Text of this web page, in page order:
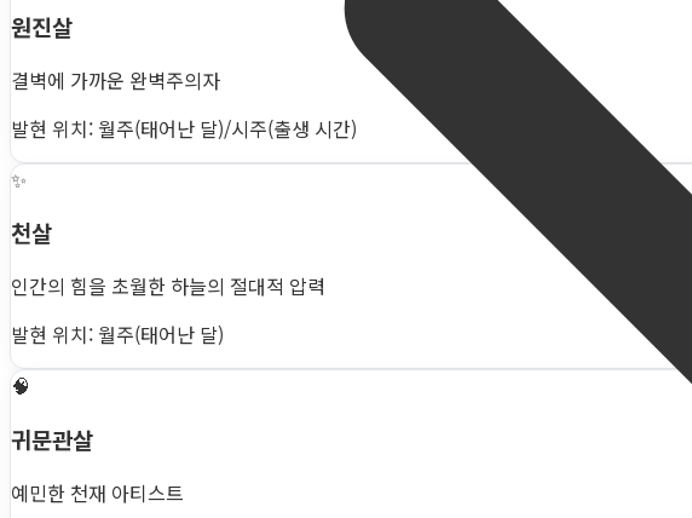
원진살
결벽에 가까운 완벽주의자
발현 위치: 월주(태어난 달)/시주(출생 시간)
✨
천살
인간의 힘을 초월한 하늘의 절대적 압력
발현 위치: 월주(태어난 달)
🧠
귀문관살
예민한 천재 아티스트